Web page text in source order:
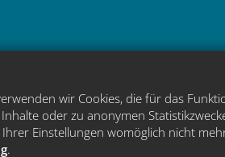
wir Cookies, die für das
oder zu anonymen
Einstellungen womöglich nicht
.